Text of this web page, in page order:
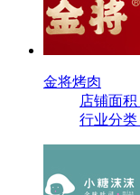
金将烤肉
店铺面
行业分